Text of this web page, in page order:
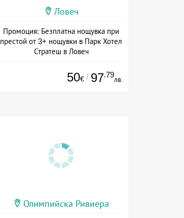
Ловеч
Промоция: Безплатна нощувка при
престой от 3+ нощувки в Парк Хотел
Стратеш в Ловеч
50€ / 97.79
лв.
Олимпийска Ривиера